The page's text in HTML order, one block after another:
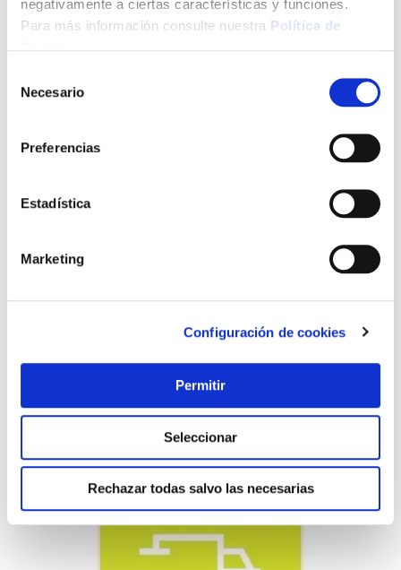
negativamente a ciertas características y funciones.
Para más información consulte nuestra Política de
Necesario
Preferencias
Estadística
Marketing
Configuración de cookies
Permitir
Seleccionar
Rechazar todas salvo las necesarias
Compra online y recoge tu pedido completamente
GRATIS en la tienda que prefieras.